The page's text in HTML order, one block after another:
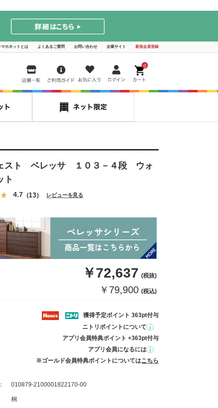
マホネットとは よくあるご質問 お問い合わせ 企業サイト 新規会員登録
0
スト ベレッサ １０３－４段 ウォ
ト
4.7（13） レビューを見る
￥72,637 (税抜)
￥79,900 (税込)
獲得予定ポイント 363pt付与
ニトリポイントについて
アプリ会員特典ポイント +363pt付与
アプリ会員になるには
※ゴールド会員特典ポイントについてはこちら
010879-2100001822170-00
桐